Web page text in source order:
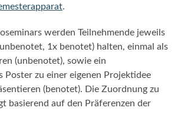
.
werden Teilnehmende jeweils
1x benotet) halten, einmal als
(unbenotet), sowie ein
Poster zu einer eigenen Projektidee
(benotet). Die Zuordnung zu
basierend auf den Präferenzen der